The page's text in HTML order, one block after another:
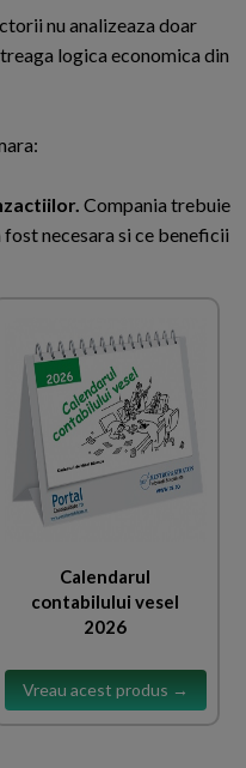
nu analizeaza doar
logica economica din
Compania trebuie
necesara si ce beneficii
Calendarul
contabilului vesel
2026
Vreau acest produs →